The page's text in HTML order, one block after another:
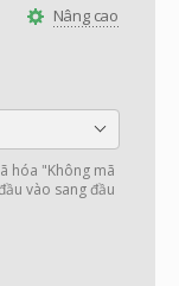
Nâng cao
hóa "Không mã
vào sang đầu